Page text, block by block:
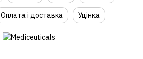
Оплата і доставка Уцінка